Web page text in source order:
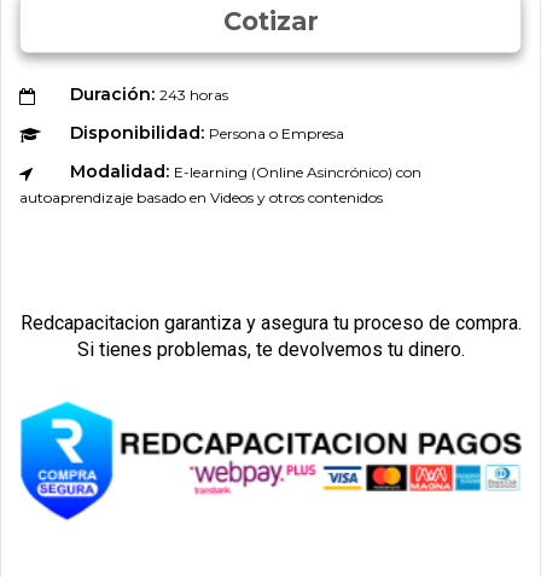
Cotizar
Duración: 243 horas
Disponibilidad: Persona o Empresa
Modalidad: E-learning (Online Asincrónico) con
autoaprendizaje basado en Videos y otros contenidos
Redcapacitacion garantiza y asegura tu proceso de compra.
Si tienes problemas, te devolvemos tu dinero.